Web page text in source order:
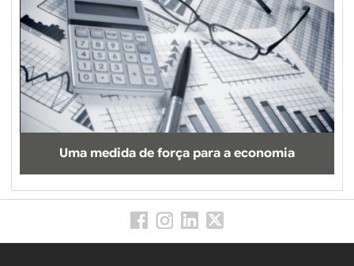
Uma medida de força para a economia